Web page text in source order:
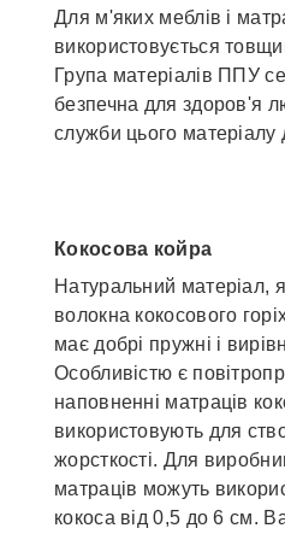
Для м'яких меблів і
використовується
Група матеріалів ППУ
безпечна для здоров'я
служби цього матеріалу
Кокосова койра
Натуральний матеріал,
волокна кокосового
має добрі пружні і
Особливістю є
наповненні матраців
використовують для
жорсткості. Для
матраців можуть
кокоса від 0,5 до 6 см.